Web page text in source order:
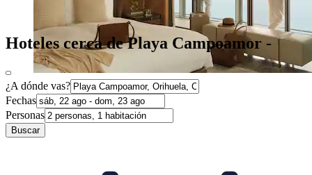
Hoteles cerca de Playa Campoamor -
¿A dónde vas?
Fechas
Personas
Buscar